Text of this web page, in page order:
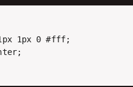
1px 0 #fff;